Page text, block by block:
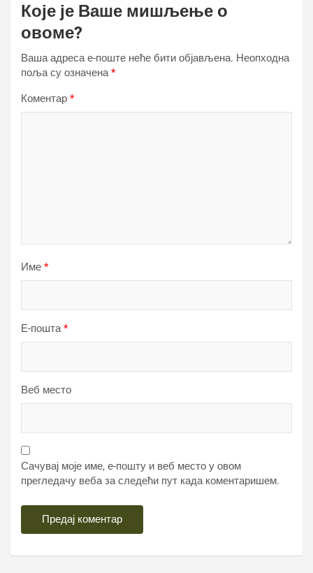
Које је Ваше мишљење о
овоме?
Ваша адреса е-поште неће бити објављена. Неопходна
поља су означена*
Коментар *
Име *
Е-пошта*
Веб место
Сачувај моје име, е-пошту и веб место у овом
прегледачу веба за следећи пут када коментаришем.